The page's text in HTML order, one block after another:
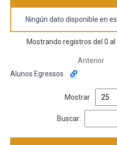
Ningún dato disponible en
Mostrando registros del 0
Anterior
Alunos Egressos
Mostrar
Buscar: